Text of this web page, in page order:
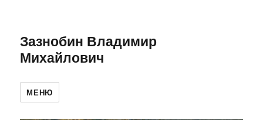
Зазнобин Владимир
Михайлович
МЕНЮ